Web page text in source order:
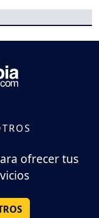
ofrecer tus